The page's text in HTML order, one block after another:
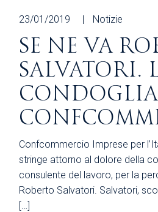
23/01/2019 Notizie
SE NE VA
SALVATORI.
Confcommercio Imprese per
stringe attorno al dolore della
consulente del lavoro, per la
Roberto Salvatori. Salvatori,
[…]